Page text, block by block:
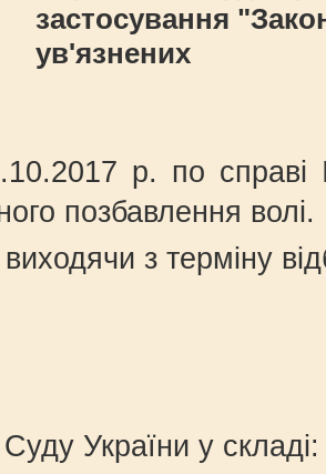
застосування
ув'язнених
р. по
позбавлення волі.
з терміну
України у складі: